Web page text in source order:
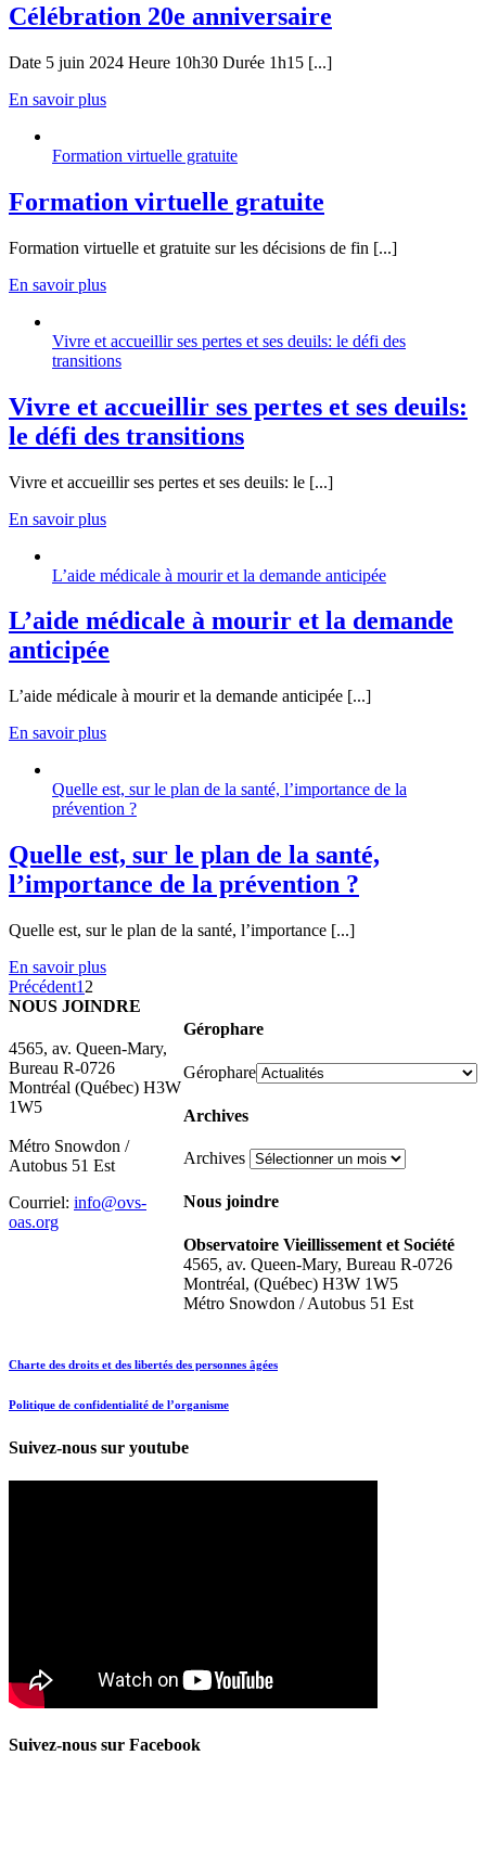
Célébration 20e anniversaire
Date 5 juin 2024 Heure 10h30 Durée 1h15 [...]
En savoir plus
Formation virtuelle gratuite
Formation virtuelle gratuite
Formation virtuelle et gratuite sur les décisions de fin [...]
En savoir plus
Vivre et accueillir ses pertes et ses deuils: le défi des
transitions
Vivre et accueillir ses pertes et ses deuils:
le défi des transitions
Vivre et accueillir ses pertes et ses deuils: le [...]
En savoir plus
L’aide médicale à mourir et la demande anticipée
L’aide médicale à mourir et la demande
anticipée
L’aide médicale à mourir et la demande anticipée [...]
En savoir plus
Quelle est, sur le plan de la santé, l’importance de la
prévention ?
Quelle est, sur le plan de la santé,
l’importance de la prévention ?
Quelle est, sur le plan de la santé, l’importance [...]
En savoir plus
Précédent1 2
Gérophare
Gérophare
Archives
Archives
Nous joindre
Observatoire Vieillissement et Société
4565, av. Queen-Mary, Bureau R-0726
Montréal, (Québec) H3W 1W5
Métro Snowdon / Autobus 51 Est
NOUS JOINDRE
4565, av. Queen-Mary,
Bureau R-0726
Montréal (Québec) H3W
1W5
Métro Snowdon /
Autobus 51 Est
Courriel: info@ovs-
oas.org
Charte des droits et des libertés des personnes âgées
Politique de confidentialité de l’organisme
Suivez-nous sur youtube
Suivez-nous sur Facebook